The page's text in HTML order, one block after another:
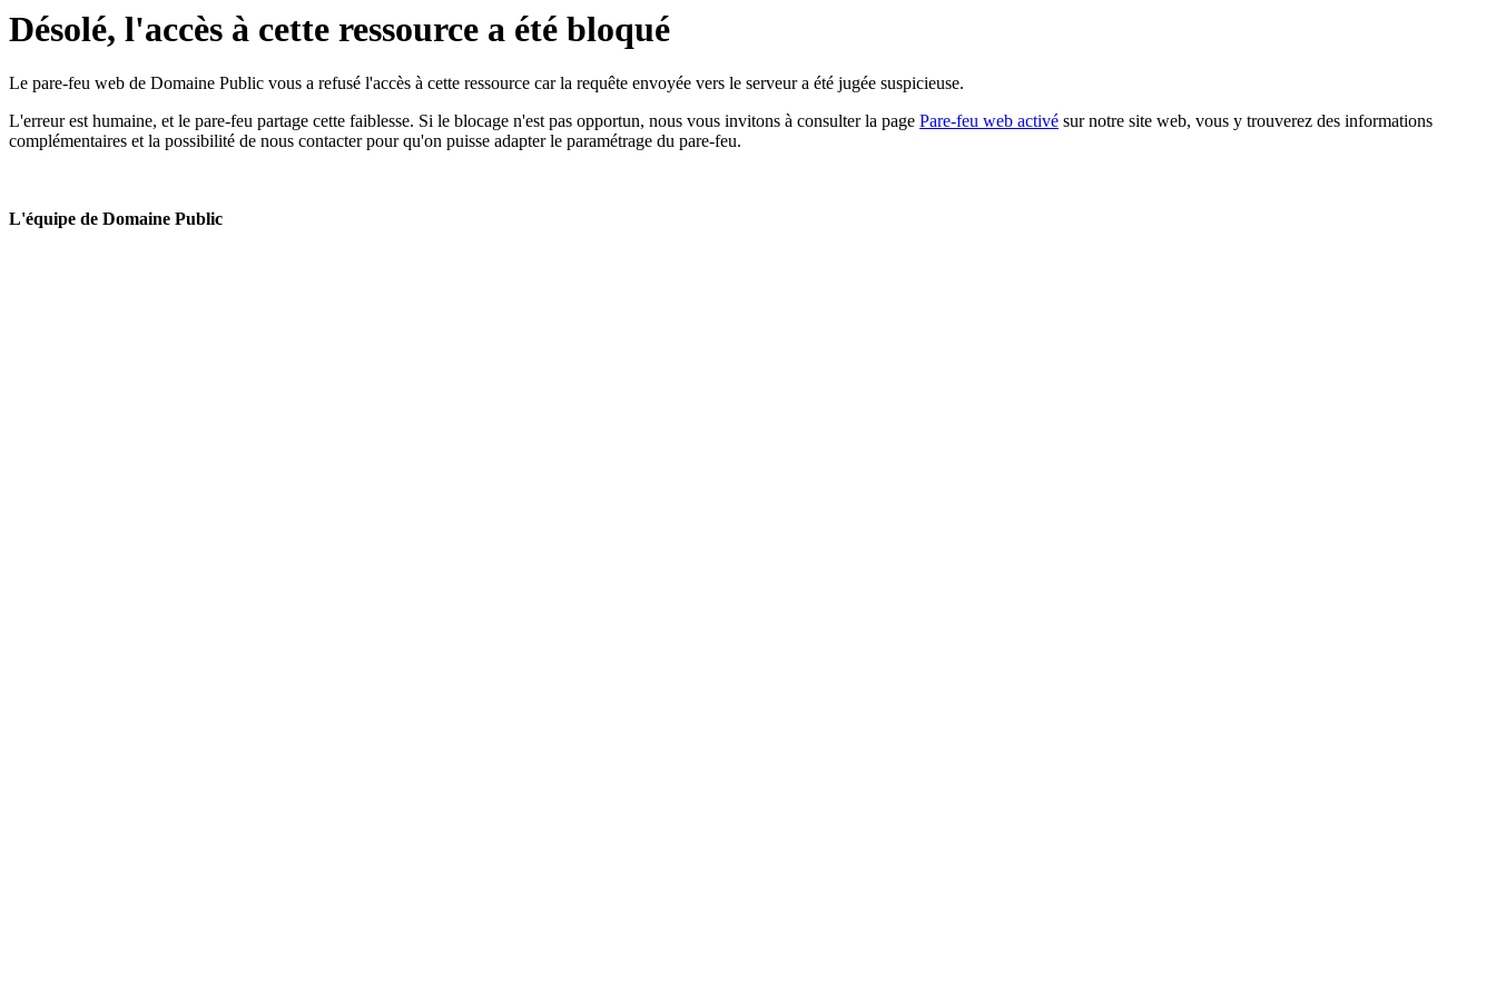
Désolé, l'accès à cette ressource a été bloqué
Le pare-feu web de Domaine Public vous a refusé l'accès à cette ressource car la requête envoyée vers le serveur a été jugée suspicieuse.
L'erreur est humaine, et le pare-feu partage cette faiblesse. Si le blocage n'est pas opportun, nous vous invitons à consulter la page Pare-feu web activé sur notre site web, vous y trouverez des informations
complémentaires et la possibilité de nous contacter pour qu'on puisse adapter le paramétrage du pare-feu.
L'équipe de Domaine Public